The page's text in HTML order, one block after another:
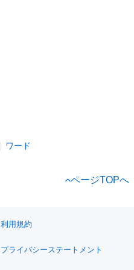
ワード
ページTOPへ
利用規約
プライバシーステートメント